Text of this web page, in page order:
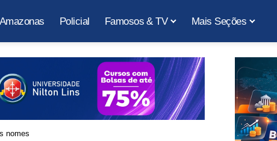
Amazonas Policial Famosos & TV Mais Seções
nomes